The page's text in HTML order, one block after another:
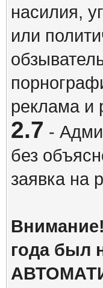
насилия,
или
реклама и
2.7 -
без
заявка на
года был